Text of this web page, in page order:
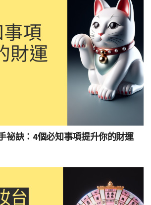
祕訣：4個必知事項提升你的財運